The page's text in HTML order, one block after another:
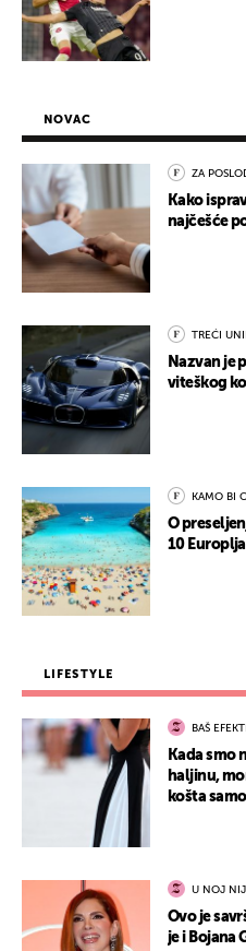
NOVAC
ZA
Kako
najčešće
TREĆI
Nazvan je
viteškog
KAMO BI
O
10
LIFESTYLE
BAŠ
Kada smo
haljinu,
košta
U NOJ
Ovo je
je i Bojana